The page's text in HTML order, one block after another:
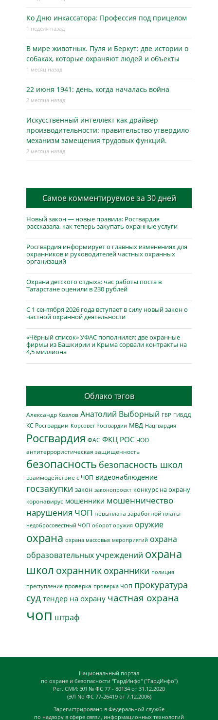
Ко Дню инкассатора: Профессия под прицелом
1 неделя назад
В мире животных. Пуля и Беркут: две истории о
собаках, которые охраняют людей и объекты
1 месяц назад
22 июня 1941: день, когда началась война
2 месяца назад
Искусственный интеллект как драйвер
производительности: правительство утвердило
механизм замещения трудовых функций.
2 месяца назад
Самое комментируемое за 30 дней
Новый закон — новые правила: Росгвардия
рассказала, как теперь закупать охранные услуги
Росгвардия информирует о главных изменениях для
охранников и руководителей частных охранных
организаций
Охрана детского отдыха: час работы поста в
Татарстане оценили в 230 рублей
С 1 сентября 2026 года вступает в силу новый закон о
частной охранной деятельности
«Чёрный список» УФАС пополнился: две охранные
фирмы из Башкирии и Крыма сорвали контракты на
4,5 миллиона
Облако тэгов
Александр Козлов Анатолий Выборный ГБР ГИБДД
КС Росгвардии Корсовет Росгвардии МВД Нацгвардия
Росгвардия ФАС ФКЦ РОС ЧОО
антитеррористическая защищенность
безопасность безопасность школ
взаимодействие с ЧОП видеонаблюдение
госзакупки закон законопроект конкурс на охрану
коронавирус мошенники мошенничество
нарушения ЧОП невыплата заработной платы
недобросовестный ЧОП оборот оружия оружие
охрана охрана массовых мероприятий охрана
образовательных учреждений охрана
школ охранник охранники полиция
преступление проверка проверка ЧОП прокуратура
суд тендер на охрану частная охрана
чоп штраф
Национальный портал
по охране и безопасности "ГардИнфо" ("ГардИнфо")
Рег. СМИ: ЭЛ № ФС 77 - 80134 от 31.12.2020
(ЭЛ No ФС 77-26419 от 7.12.2006)
Зарегистрировано в Федеральной службе
по надзору в сфере связи, информационных технологий